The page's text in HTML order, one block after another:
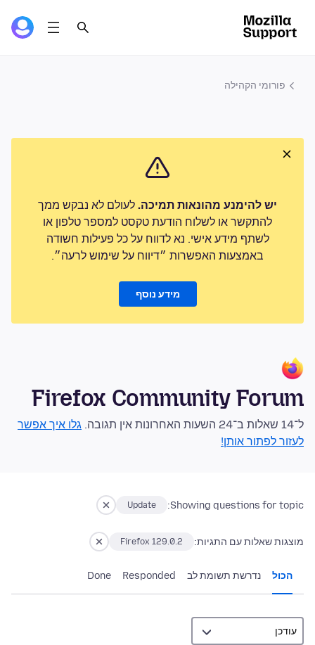
פורומי הקהילה
יש להימנע מהונאות תמיכה. לעולם לא נבקש ממך
להתקשר או לשלוח הודעת טקסט למספר טלפון או
לשתף מידע אישי. נא לדווח על כל פעילות חשודה
באמצעות האפשרות ״דיווח על שימוש לרעה״.
מידע נוסף
Firefox Community Forum
ל־14 שאלות ב־24 השעות האחרונות אין תגובה.
גלו איך אפשר
לעזור לפתור אותן!
Showing questions for topic:
Update
מוצגות שאלות עם התגיות: Firefox 129.0.2
הכול נדרשת תשומת לב Responded
Done